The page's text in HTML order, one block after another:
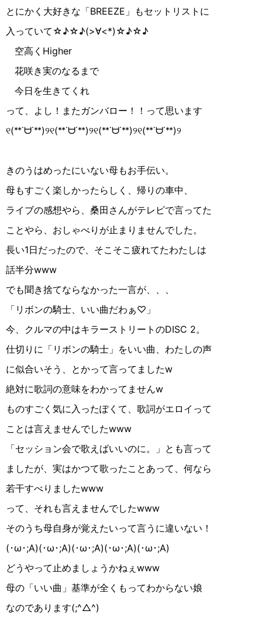
とにかく大好きな「BREEZE 」もセットリストに
入っていて ☆︎♪︎☆︎♪︎(>∀︎<*) ☆︎♪︎☆︎♪︎
空高く Higher
花咲き実のなるまで
今日を生きてくれ
って、よし！またガンバロー！！って思います
୧(ᕯ˙ᗨ˙ᕯ)୨୧(ᕯ˙ᗨ˙ᕯ)୨୧(ᕯ˙ᗨ˙ᕯ)୨୧(ᕯ˙ᗨ˙ᕯ)୨
きのうはめったにいない母もお手伝い。
母もすごく楽しかったらしく、帰りの車中、
ライブの感想やら、桑田さんがテレビで言ってた
ことやら、おしゃべりが止まりませんでした。
長い1日だったので、そこそこ疲れてたわたしは
話半分www
でも聞き捨てならなかった一言が、、、
「リボンの騎士、いい曲だわぁ♡」
今、クルマの中はキラーストリートのDISC 2。
仕切りに「リボンの騎士」をいい曲、わたしの声
に似合いそう、とかって言ってましたw
絶対に歌詞の意味をわかってませんw
ものすごく気に入ったぽくて、歌詞がエロイって
ことは言えませんでしたwww
「セッション会で歌えばいいのに。」とも言って
ましたが、実はかつて歌ったことあって、何なら
若干すべりましたwww
って、それも言えませんでしたwww
そのうち母自身が覚えたいって言うに違いない！
( ･ω ･ ;A)( ･ω ･ ;A)( ･ω ･ ;A)( ･ω ･ ;A)( ･ω ･ ;A)
どうやって止めましょうかねぇ www
母の「いい曲」基準が全くもってわからない娘
なのであります(;^△︎^)